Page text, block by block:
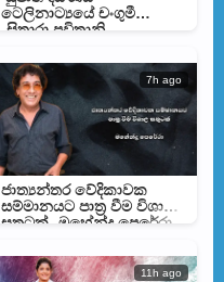
ටෙලිනාට්‍යයේ චංගුමී
-සිතාරා පවිත්‍රානි
7h ago
ජාත්‍යන්තර වේදිකාවක
සම්මානයට පාත්‍ර වීම විශාල
සතුටක් -මහේන්ද්‍ර පෙරේරා
11h ago